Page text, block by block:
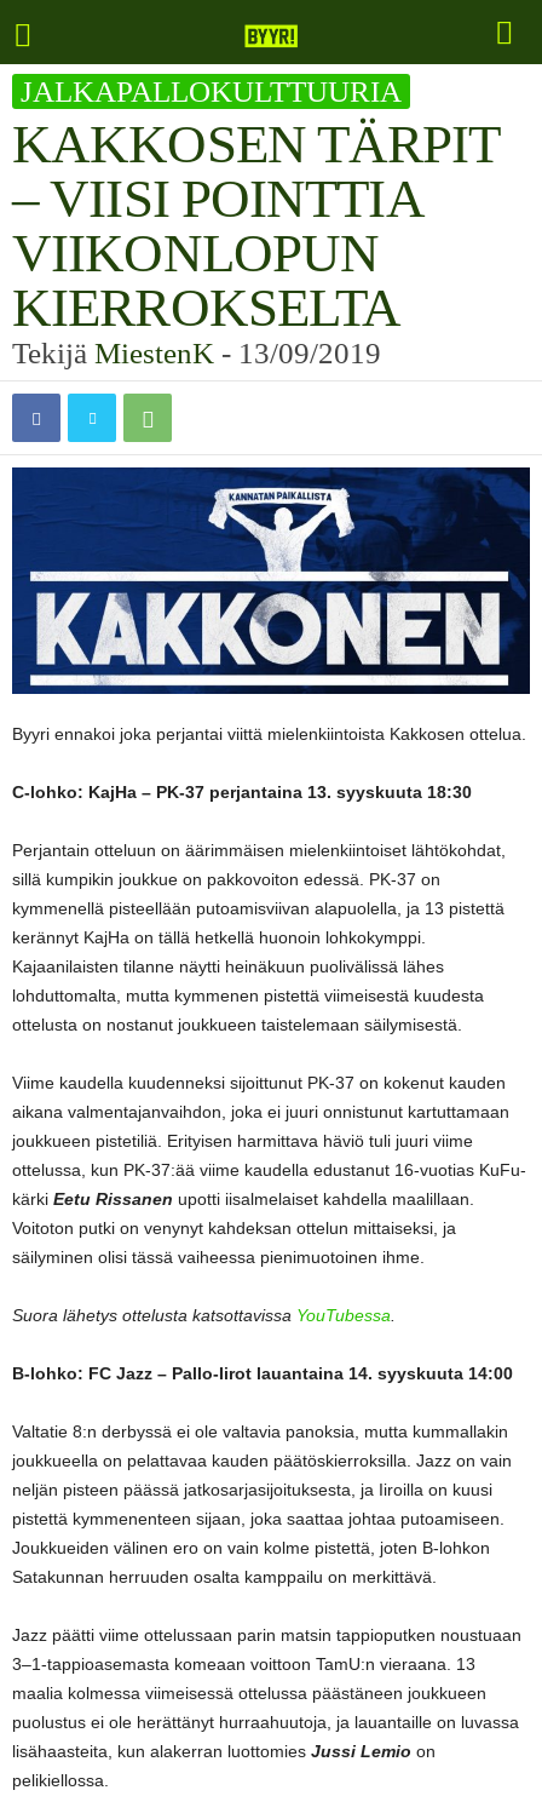
JALKAPALLOKULTTUURIA
KAKKOSEN TÄRPIT
– VIISI POINTTIA
VIIKONLOPUN
KIERROKSELTA
Tekijä MiestenK - 13/09/2019
Byyri ennakoi joka perjantai viittä mielenkiintoista Kakkosen ottelua.
C-lohko: KajHa – PK-37 perjantaina 13. syyskuuta 18:30
Perjantain otteluun on äärimmäisen mielenkiintoiset lähtökohdat,
sillä kumpikin joukkue on pakkovoiton edessä. PK-37 on
kymmenellä pisteellään putoamisviivan alapuolella, ja 13 pistettä
kerännyt KajHa on tällä hetkellä huonoin lohkokymppi.
Kajaanilaisten tilanne näytti heinäkuun puolivälissä lähes
lohduttomalta, mutta kymmenen pistettä viimeisestä kuudesta
ottelusta on nostanut joukkueen taistelemaan säilymisestä.
Viime kaudella kuudenneksi sijoittunut PK-37 on kokenut kauden
aikana valmentajanvaihdon, joka ei juuri onnistunut kartuttamaan
joukkueen pistetiliä. Erityisen harmittava häviö tuli juuri viime
ottelussa, kun PK-37:ää viime kaudella edustanut 16-vuotias KuFu-
kärki Eetu Rissanen upotti iisalmelaiset kahdella maalillaan.
Voitoton putki on venynyt kahdeksan ottelun mittaiseksi, ja
säilyminen olisi tässä vaiheessa pienimuotoinen ihme.
Suora lähetys ottelusta katsottavissa YouTubessa
B-lohko: FC Jazz – Pallo-Iirot lauantaina 14. syyskuuta 14:00
Valtatie 8:n derbyssä ei ole valtavia panoksia, mutta kummallakin
joukkueella on pelattavaa kauden päätöskierroksilla. Jazz on vain
neljän pisteen päässä jatkosarjasijoituksesta, ja Iiroilla on kuusi
pistettä kymmenenteen sijaan, joka saattaa johtaa putoamiseen.
Joukkueiden välinen ero on vain kolme pistettä, joten B-lohkon
Satakunnan herruuden osalta kamppailu on merkittävä.
Jazz päätti viime ottelussaan parin matsin tappioputken noustuaan
3–1-tappioasemasta komeaan voittoon TamU:n vieraana. 13
maalia kolmessa viimeisessä ottelussa päästäneen joukkueen
puolustus ei ole herättänyt hurraahuutoja, ja lauantaille on luvassa
lisähaasteita, kun alakerran luottomies Jussi Lemio on
pelikiellossa.